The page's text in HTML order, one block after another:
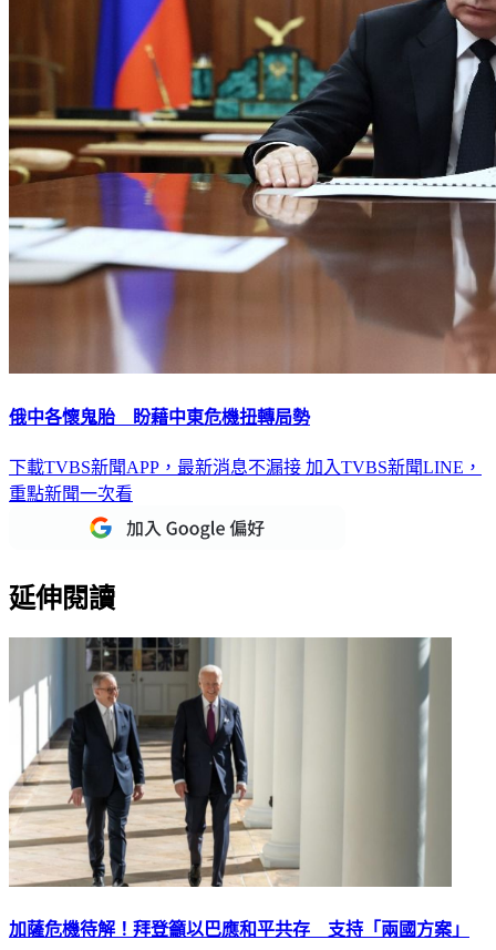
俄中各懷鬼胎 盼藉中東危機扭轉局勢
下載TVBS新聞APP，最新消息不漏接 加入TVBS新聞LINE，
重點新聞一次看
延伸閱讀
加薩危機待解！拜登籲以巴應和平共存 支持「兩國方案」